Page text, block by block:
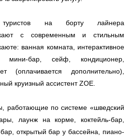
на борту лайнера
с современным и стильным
ванная комната, интерактивное
бар, сейф, кондиционер,
(оплачивается дополнительно),
круизный ассистент ZOE.
работающие по системе «шведский
лаунж на корме, коктейль-бар,
открытый бар у бассейна, пиано-